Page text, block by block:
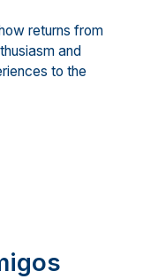
returns from
and
to the